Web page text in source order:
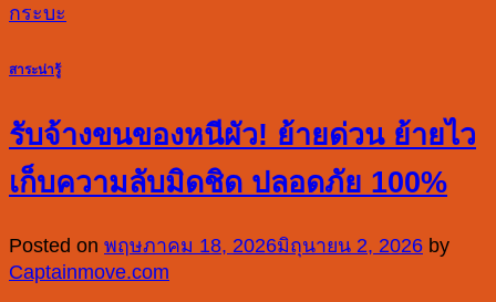
กระบะ
สาระน่ารู้
รับจ้างขนของหนีผัว! ย้ายด่วน ย้ายไว
เก็บความลับมิดชิด ปลอดภัย 100%
Posted on พฤษภาคม 18, 2026มิถุนายน 2, 2026 by
Captainmove.com